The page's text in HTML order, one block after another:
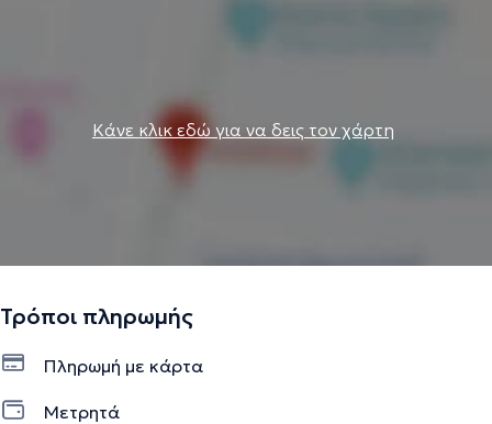
Κάνε κλικ εδώ για να δεις τον χάρτη
Τρόποι πληρωμής
Πληρωμή με κάρτα
Μετρητά